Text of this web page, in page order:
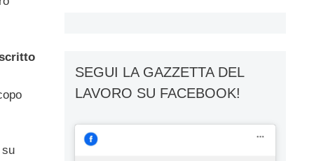
SEGUI LA GAZZETTA DEL
LAVORO SU FACEBOOK!